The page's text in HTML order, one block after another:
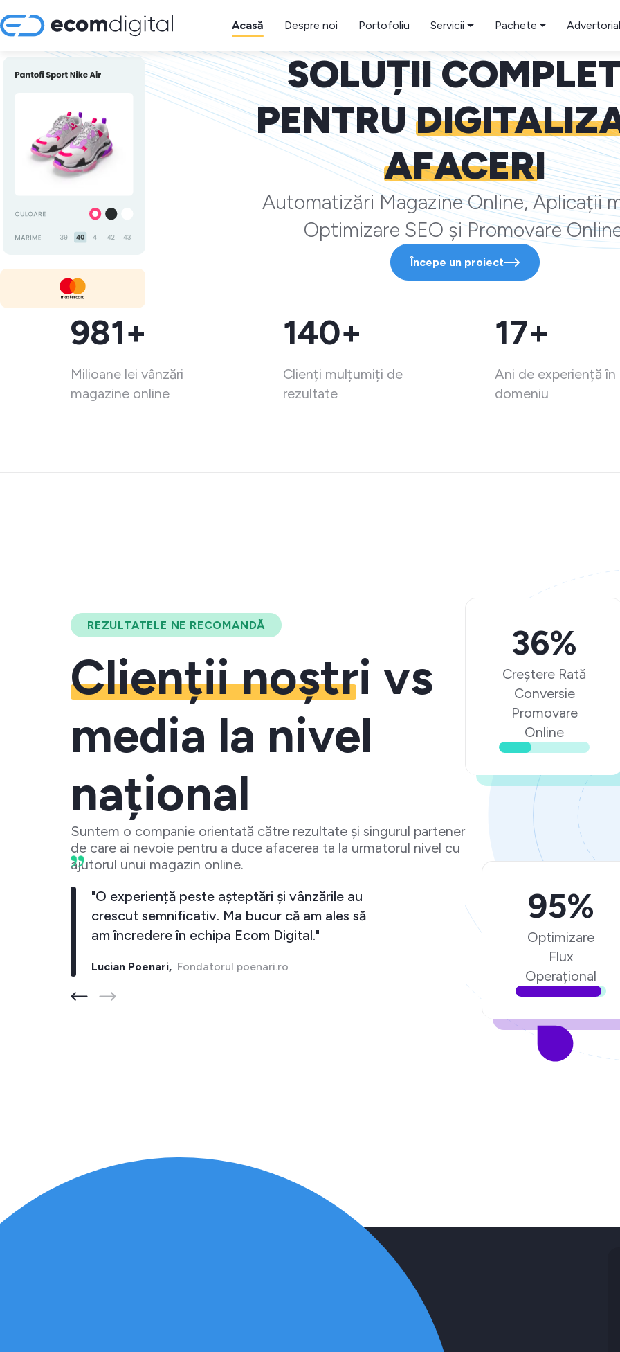
Acasă Despre noi Portofoliu Servicii Pachete
SOLUȚII
PENTRU
AFACERI
Automatizări Magazine Online, Aplicații
Optimizare SEO și Promovare
Începe un proiect
981+
Milioane lei vânzări
magazine online
140+
Clienți mulțumiți de
rezultate
17+
Ani de experiență în
domeniu
REZULTATELE NE RECOMANDĂ
Clienții noștri vs
media la nivel
național
Suntem o companie orientată către rezultate și singurul partener
de care ai nevoie pentru a duce afacerea ta la urmatorul nivel cu
ajutorul unui magazin online.
ul meu a crescut
data cand investesc
putin 10 inapoi."
barber-store.ro
"O experiență peste așteptări și vânzările au
crescut semnificativ. Ma bucur că am ales să
am încredere în echipa Ecom Digital."
Lucian Poenari,Fondatorul poenari.ro
36%
Creștere Rată
Conversie
Promovare
Online
95%
Optimizare
Flux
Operațional